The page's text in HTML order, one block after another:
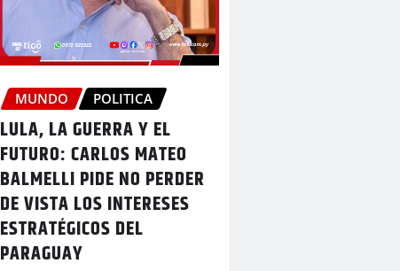
MUNDO POLITICA
LULA, LA GUERRA Y EL
FUTURO: CARLOS MATEO
BALMELLI PIDE NO PERDER
DE VISTA LOS INTERESES
ESTRATÉGICOS DEL
PARAGUAY